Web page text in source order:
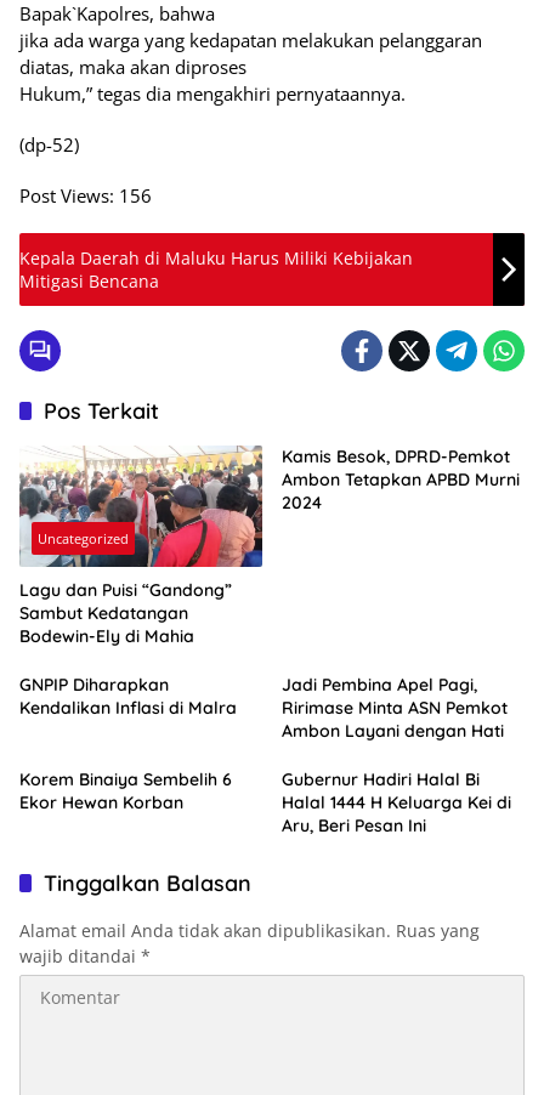
Bapak`Kapolres, bahwa
jika ada warga yang kedapatan melakukan pelanggaran
diatas, maka akan diproses
Hukum,” tegas dia mengakhiri pernyataannya.
(dp-52)
Post Views: 156
Kepala Daerah di Maluku Harus Miliki Kebijakan
Mitigasi Bencana
Pos Terkait
Uncategorized
Lagu dan Puisi “Gandong”
Sambut Kedatangan
Bodewin-Ely di Mahia
Kamis Besok, DPRD-Pemkot
Ambon Tetapkan APBD Murni
2024
GNPIP Diharapkan
Kendalikan Inflasi di Malra
Jadi Pembina Apel Pagi,
Ririmase Minta ASN Pemkot
Ambon Layani dengan Hati
Korem Binaiya Sembelih 6
Ekor Hewan Korban
Gubernur Hadiri Halal Bi
Halal 1444 H Keluarga Kei di
Aru, Beri Pesan Ini
Tinggalkan Balasan
Alamat email Anda tidak akan dipublikasikan. Ruas yang
wajib ditandai *